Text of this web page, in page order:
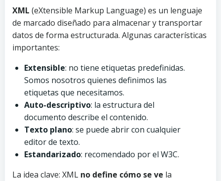
XML (eXtensible Markup Language) es un lenguaje
de marcado diseñado para almacenar y transportar
datos de forma estructurada. Algunas características
importantes:
Extensible: no tiene etiquetas predefinidas.
Somos nosotros quienes definimos las
etiquetas que necesitamos.
Auto-descriptivo: la estructura del
documento describe el contenido.
Texto plano: se puede abrir con cualquier
editor de texto.
Estandarizado: recomendado por el W3C.
La idea clave: XML no define cómo se ve la